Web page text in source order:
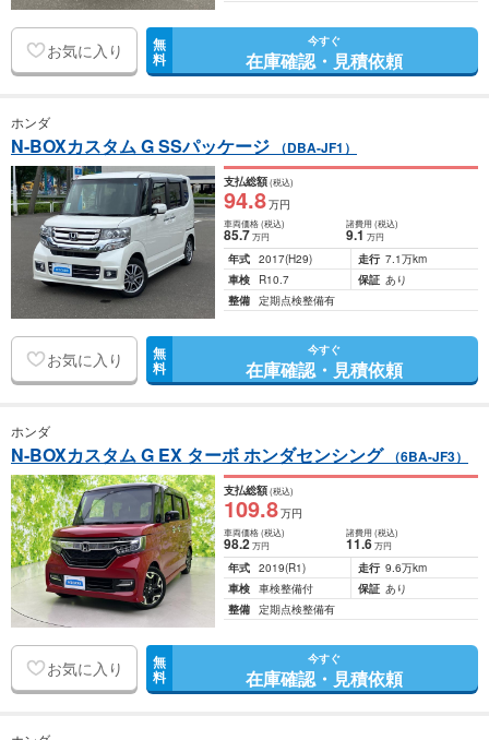
お気に入り 無
料
今すぐ
在庫確認・見積依頼
ホンダ
N-BOXカスタム G SSパッケージ （DBA-JF1）
支払総額(税込)
94.8万円
車両価格(税込)
85.7万円
諸費用 (税込)
9.1 万円
年式 2017(H29) 走行 7.1万km
車検
R10.7 保証 あり
整備 定期点検整備有
お気に入り 無
料
今すぐ
在庫確認・見積依頼
ホンダ
N-BOXカスタム G EX ターボ ホンダセンシング （6BA-JF3）
支払総額(税込)
109.8万円
車両価格(税込)
98.2万円
諸費用 (税込)
11.6 万円
年式 2019(R1) 走行 9.6万km
車検 車検整備付 保証 あり
整備 定期点検整備有
お気に入り 無
料
今すぐ
在庫確認・見積依頼